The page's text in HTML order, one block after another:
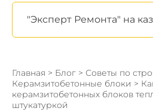
"Эксперт Ремонта" на
Главная > Блог > Советы по
Керамзитобетонные блоки >
керамзитобетонных блоков
штукатуркой